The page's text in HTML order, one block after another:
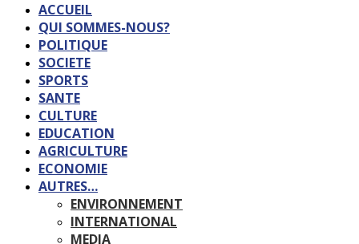
ACCUEIL
QUI SOMMES-NOUS?
POLITIQUE
SOCIETE
SPORTS
SANTE
CULTURE
EDUCATION
AGRICULTURE
ECONOMIE
AUTRES…
ENVIRONNEMENT
INTERNATIONAL
MEDIA